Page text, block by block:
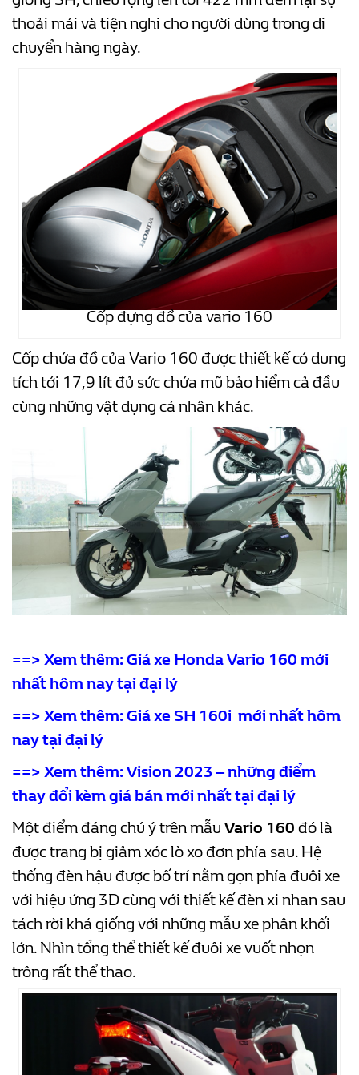
thoải mái và tiện nghi cho người dùng trong di
chuyển hàng ngày.
Cốp đựng đồ của vario 160
Cốp chứa đồ của Vario 160 được thiết kế có dung
tích tới 17,9 lít đủ sức chứa mũ bảo hiểm cả đầu
cùng những vật dụng cá nhân khác.
==> Xem thêm:Giá xe Honda Vario 160 mới
nhất hôm nay tại đại lý
==> Xem thêm:Giá xe SH 160i mới nhất hôm
nay tại đại lý
==> Xem thêm:Vision 2023 – những điểm
thay đổi kèm giá bán mới nhất tại đại lý
Một điểm đáng chú ý trên mẫu Vario 160 đó là
được trang bị giảm xóc lò xo đơn phía sau. Hệ
thống đèn hậu được bố trí nằm gọn phía đuôi xe
với hiệu ứng 3D cùng với thiết kế đèn xi nhan sau
tách rời khá giống với những mẫu xe phân khối
lớn. Nhìn tổng thể thiết kế đuôi xe vuốt nhọn
trông rất thể thao.